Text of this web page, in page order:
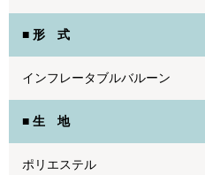
■ 形 式
インフレータブルバルーン
■ 生 地
ポリエステル